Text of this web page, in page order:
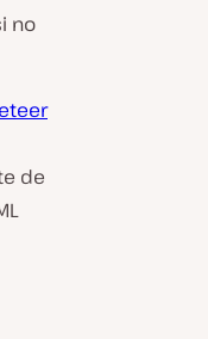
no
de